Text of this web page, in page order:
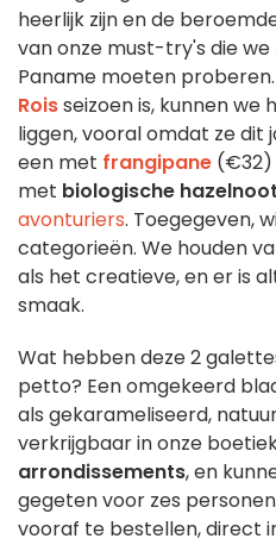
heerlijk zijn en de
van onze must-try's die
Paname moeten
Roisseizoen is, kunnen
liggen, vooral omdat ze dit
een met frangipane (€32)
met biologische
avonturiers. Toegegeven,
categorieën. We houden
als het creatieve, en er is
smaak.
Wat hebben deze 2
petto? Een omgekeerd
als gekarameliseerd,
verkrijgbaar in onze
arrondissements, en
gegeten voor zes
vooraf te bestellen, direct